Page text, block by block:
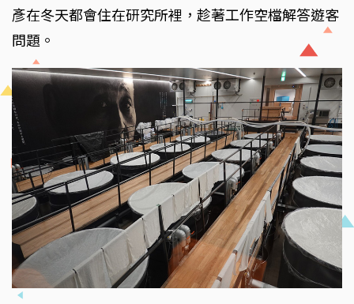
彥在冬天都會住在研究所裡，趁著工作空檔解答遊客
問題。